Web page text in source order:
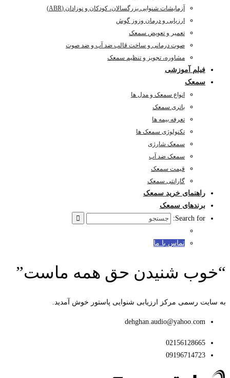
آزمایشات شنوایی بزرگسالان، کودکان و نوزادان (ABR)
ارزیابی و درمان وزوز گوش
تعمیر و تعویض سمعک
صوت درمانی و ساخت قالب ضد آب و ضد صوت
مشاوره، تجویز و تنظیم سمعک
فیلم آموزشی
سمعک
انواع سمعک و مدل ها
باتری سمعک
تعرفه بیمه ها
تکنولوژی سمعک ها
سمعک شارژی
سمعک ضد آب
قیمت سمعک
گارانتی سمعک
راهنمای خرید سمعک
برندهای سمعک
Search for:
تماس با ما
“خوب شنیدن حق همه ماست”
به سایت رسمی مرکز ارزیابی شنوایی پاستور خوش آمدید.
dehghan.audio@yahoo.com
02156128665
09196714723